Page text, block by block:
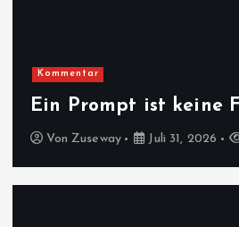
Kommentar
Ein Prompt ist keine
Von Zuseway Juli 31, 2026